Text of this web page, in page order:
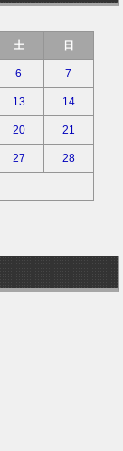
土 日
6 7
13 14
20 21
27 28